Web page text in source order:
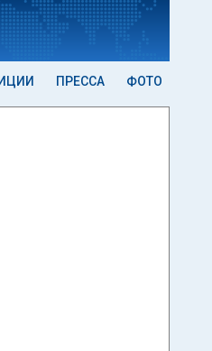
ПРЕССА ФОТО